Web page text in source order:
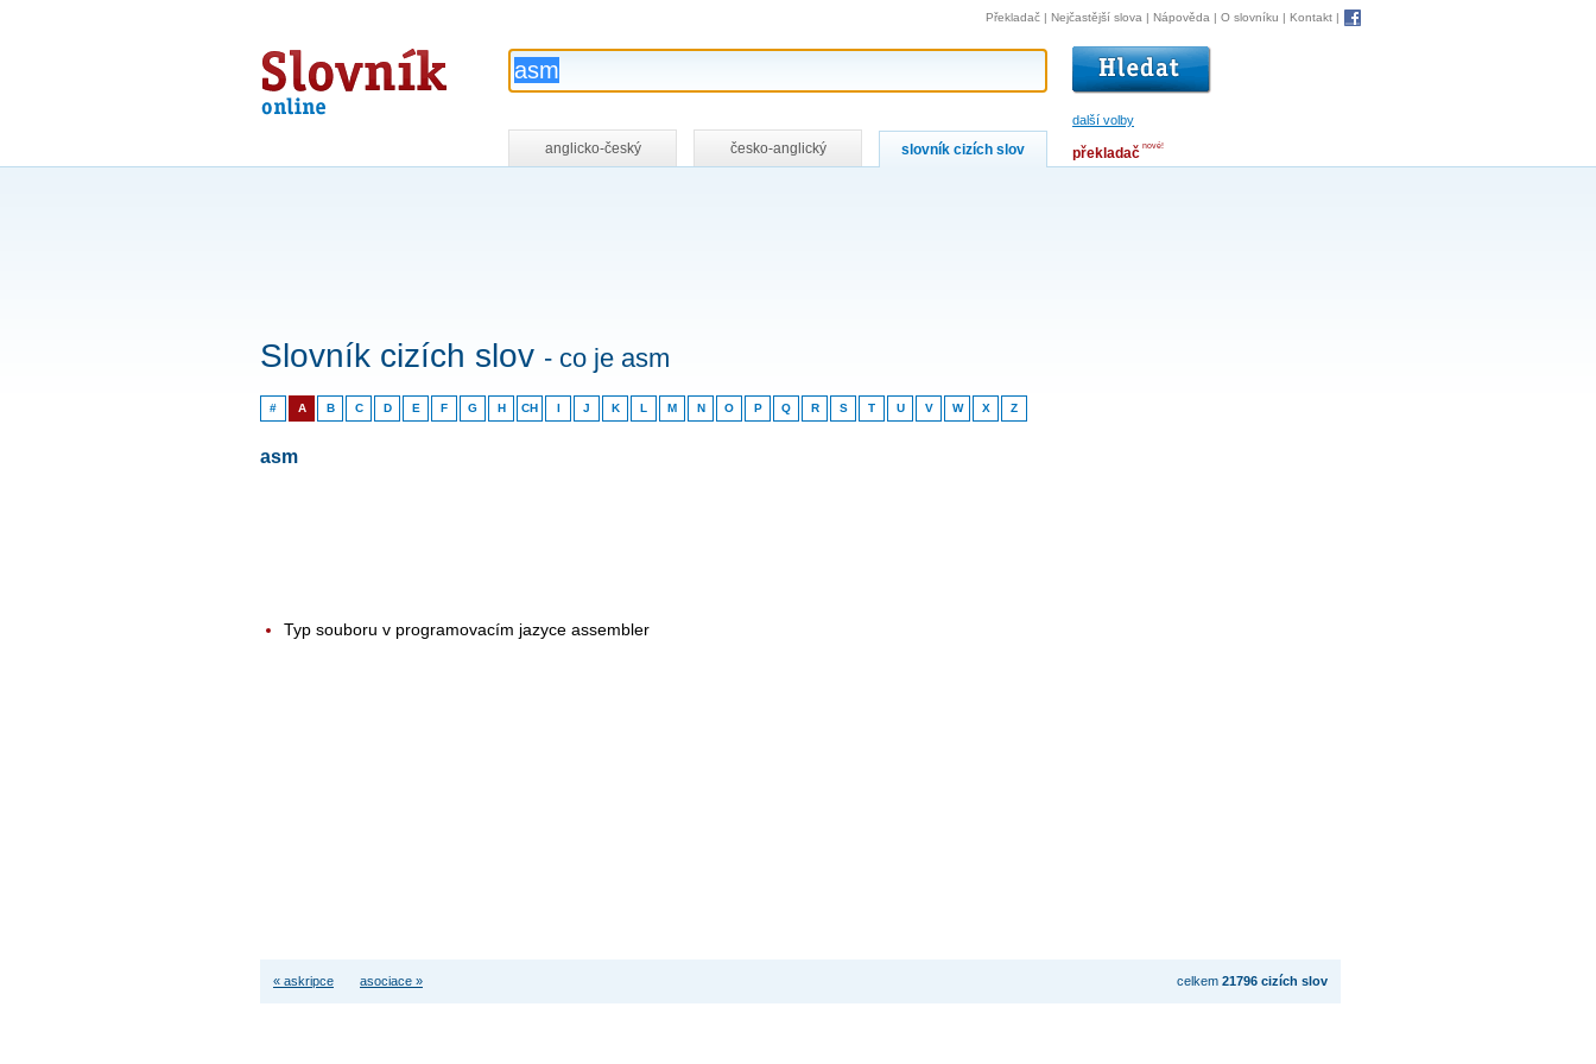
Slovník
online
další volby
Překladač | Nejčastější slova | Nápověda | O slovníku | Kontakt |
anglicko-český česko-anglický slovník cizích slov překladač nové!
Slovník cizích slov - co je asm
# A B C D E F G H CH I J K L M N O P Q R S T U V W X Z
asm
Typ souboru v programovacím jazyce assembler
celkem 21796 cizích slov
« askripce asociace »